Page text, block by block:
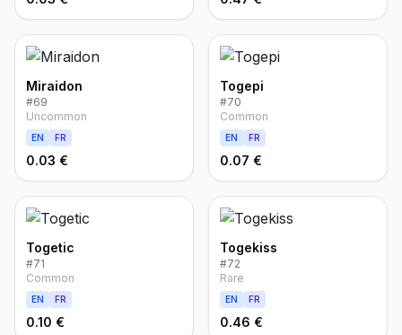
Miraidon
#69
Uncommon
EN FR
0.03 €
Togepi
#70
Common
EN FR
0.07 €
Togetic
#71
Common
EN FR
0.10 €
Togekiss
#72
Rare
EN FR
0.46 €